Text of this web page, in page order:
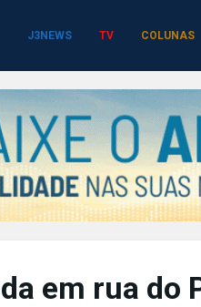
J3NEWS TV COLUNAS
em rua do